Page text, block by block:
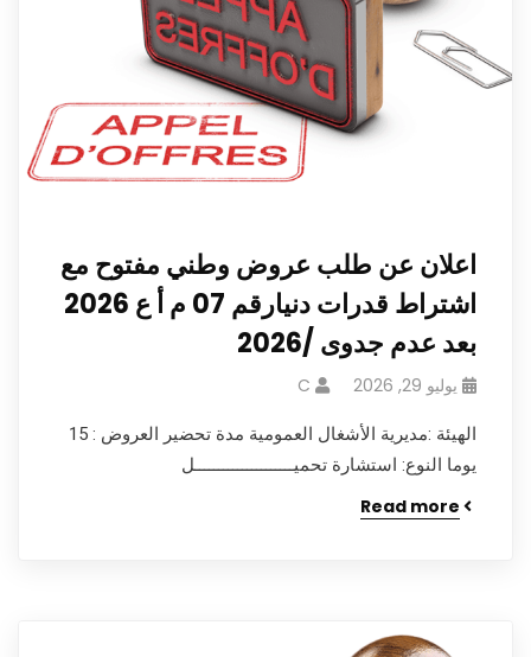
اعلان عن طلب عروض وطني مفتوح مع
اشتراط قدرات دنيارقم 07 م أ ع 2026
بعد عدم جدوى /2026
يوليو 29, 2026 C
الهيئة :مديرية الأشغال العمومية مدة تحضير العروض : 15
يوما النوع: استشارة تحميـــــــــــــــــــــل
Read more